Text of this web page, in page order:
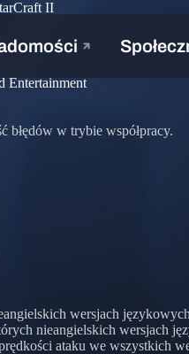
II
Entertainment
błędów w trybie współpracy.
wersjach
nieangielskich wersjach
ataku we wszystkich